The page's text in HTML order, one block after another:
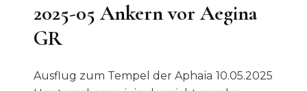
2025-05 Ankern vor Aegina
GR
Ausflug zum Tempel der Aphaia 10.05.2025